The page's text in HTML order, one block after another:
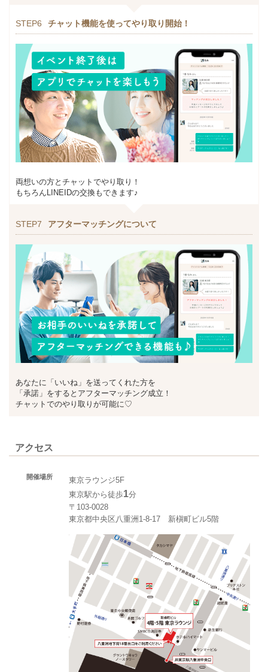
STEP6 チャット機能を使ってやり取り開始！
両想いの方とチャットでやり取り！
もちろんLINEIDの交換もできます♪
STEP7 アフターマッチングについて
あなたに「いいね」を送ってくれた方を
「承諾」をするとアフターマッチング成立！
チャットでのやり取りが可能に♡
アクセス
開催場所
東京ラウンジ5F
東京駅から徒歩1分
〒103-0028
東京都中央区八重洲1-8-17 新槇町ビル5階